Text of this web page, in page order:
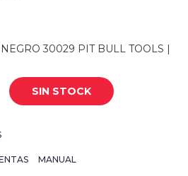
30029 PIT BULL TOOLS |
SIN STOCK
MANUAL